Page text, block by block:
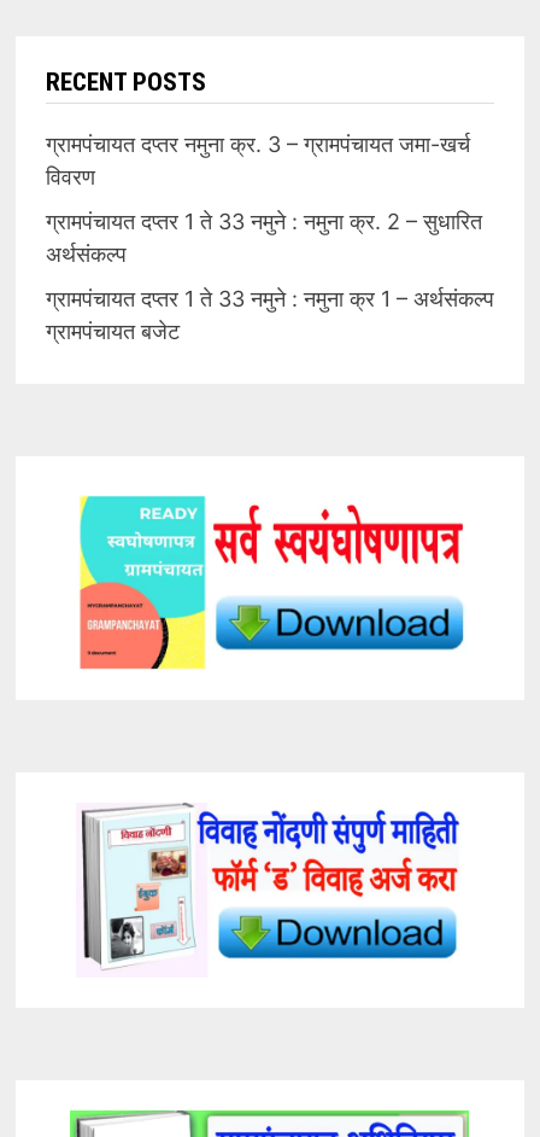
RECENT POSTS
ग्रामपंचायत दप्तर नमुना क्र. 3 – ग्रामपंचायत जमा-खर्च
विवरण
ग्रामपंचायत दप्तर 1 ते 33 नमुने : नमुना क्र. 2 – सुधारित
अर्थसंकल्प
ग्रामपंचायत दप्तर 1 ते 33 नमुने : नमुना क्र 1 – अर्थसंकल्प
ग्रामपंचायत बजेट